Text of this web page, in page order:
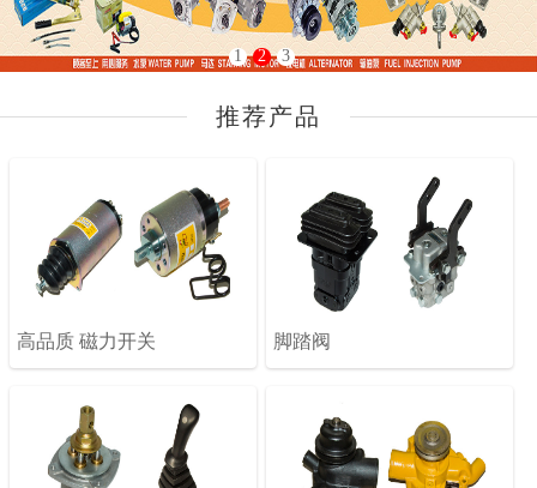
1 2 3
推荐产品
高品质 磁力开关 脚踏阀